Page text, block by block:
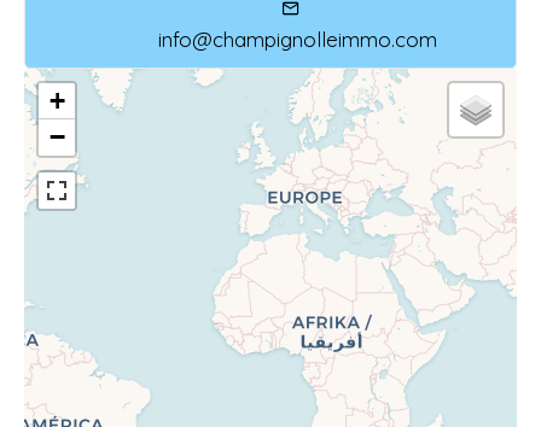
info@champignolleimmo.com
+
−